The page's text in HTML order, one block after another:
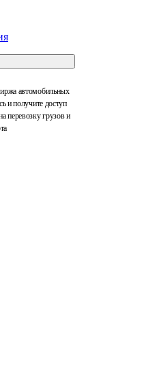
автомобильных
и получите доступ
перевозку грузов и